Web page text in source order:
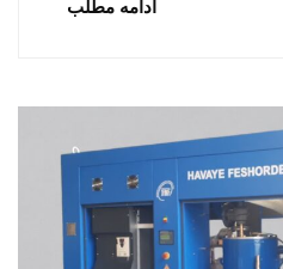
ادامه مطلب